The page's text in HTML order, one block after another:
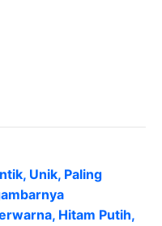
Unik, Paling
Hitam Putih,